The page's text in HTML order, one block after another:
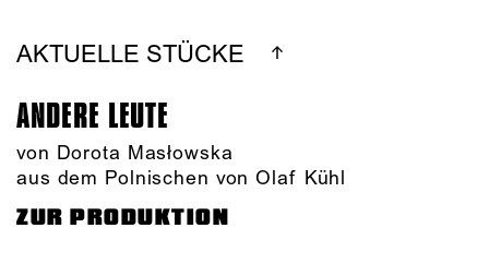
AKTUELLE STÜCKE
ANDERE LEUTE
von Dorota Masłowska
aus dem Polnischen von Olaf Kühl
ZUR PRODUKTION